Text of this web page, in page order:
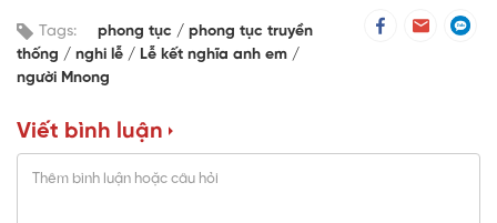
Tags: phong tục
phong tục truyền
thống
nghi lễ
Lễ kết nghĩa anh em
người Mnong
Viết bình luận